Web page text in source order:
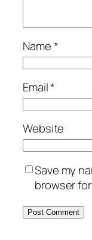
Name*
Email*
Website
Save my
browser